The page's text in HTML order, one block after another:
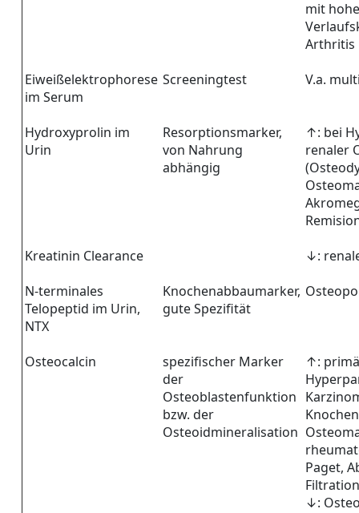
mit
Arthritis
Eiweißelektrophorese
im Serum
Screeningtest V.a.
Hydroxyprolin im
Urin
Resorptionsmarker,
von Nahrung
abhängig
↑: bei
renaler
Kreatinin Clearance
↓:
N-terminales
Telopeptid im Urin,
NTX
Knochenabbaumarker,
gute Spezifität
Osteocalcin
spezifischer Marker
der
Osteoblastenfunktion
bzw. der
Osteoidmineralisation
↑:
Paget,
↓: